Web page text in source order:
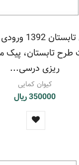
فصلنامه ی
طرح تابستان، پیک
ریزی درسی...
کیوان کمایی
350000 ریال